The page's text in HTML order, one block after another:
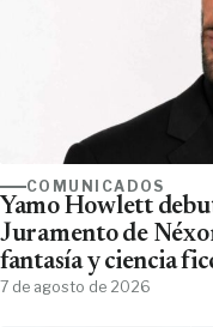
COMUNICADOS
Yamo Howlett
Juramento de
fantasía y ciencia
7 de agosto de 2026